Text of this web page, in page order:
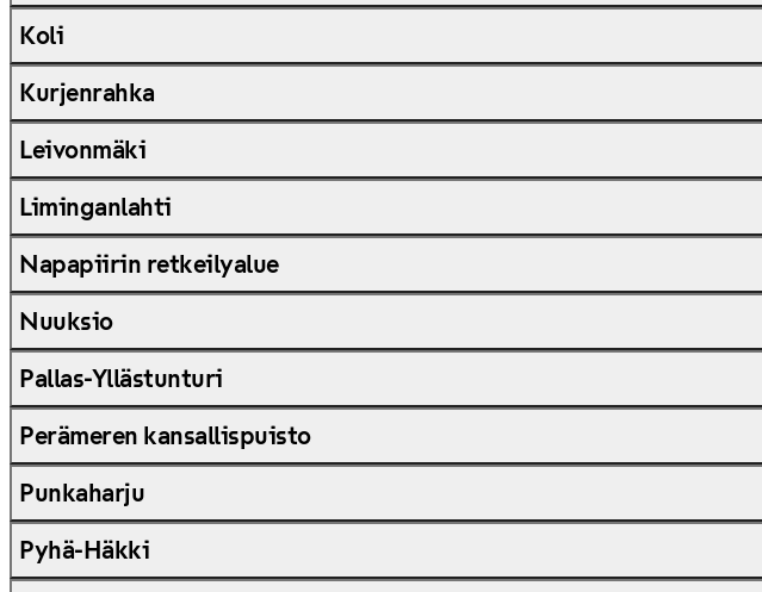
Koli
Kurjenrahka
Leivonmäki
Liminganlahti
Napapiirin retkeilyalue
Nuuksio
Pallas-Yllästunturi
Perämeren kansallispuisto
Punkaharju
Pyhä-Häkki